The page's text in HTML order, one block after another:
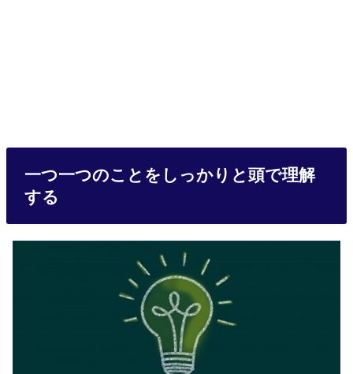
一つ一つのことをしっかりと頭で理解
する